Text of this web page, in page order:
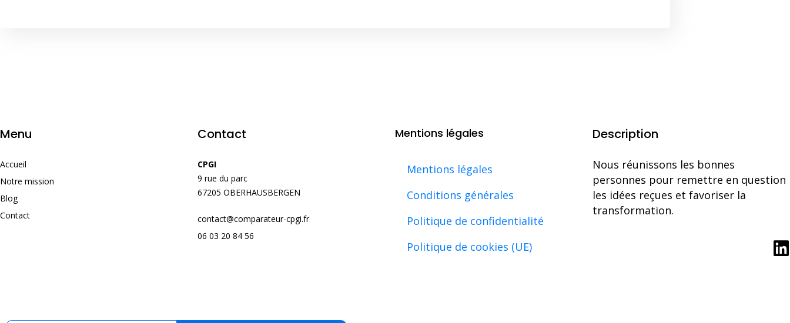
Menu
Accueil
Notre mission
Blog
Contact
Contact
CPGI
9 rue du parc
67205 OBERHAUSBERGEN
contact@comparateur-cpgi.fr
06 03 20 84 56
Mentions légales
Mentions légales
Conditions générales
Politique de confidentialité
Politique de cookies (UE)
Description
Nous réunissons les bonnes
personnes pour remettre en question
les idées reçues et favoriser la
transformation.